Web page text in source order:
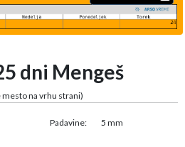
dni Mengeš
na vrhu strani)
Padavine: 5 mm